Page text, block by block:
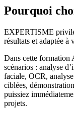
Pourquoi
EXPERTISME
résultats et adaptée à
Dans cette formation
scénarios : analyse
faciale, OCR,
ciblées,
puissiez
projets.